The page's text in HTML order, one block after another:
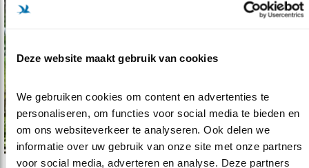
Deze website maakt gebruik van cookies
We gebruiken cookies om content en advertenties te
personaliseren, om functies voor social media te bieden en
om ons websiteverkeer te analyseren. Ook delen we
informatie over uw gebruik van onze site met onze partners
voor social media, adverteren en analyse. Deze partners